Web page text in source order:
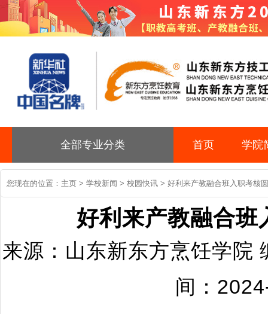
全部专业分类 首页 学院
您现在的位置： 主页 > 学校新闻 > 校园快讯 > 好利来产教融合班入职考核
好利来产教融合班
来源：山东新东方烹饪学院
间：